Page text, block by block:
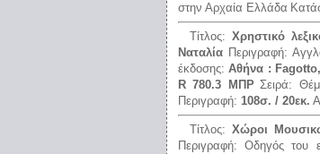
στην Αρχαία Ελλάδα
Τίτλος: Χρηστικό
Ναταλία Περιγραφή:
έκδοσης:Αθήνα :
R 780.3 ΜΠΡ Σειρά:
Περιγραφή: 108σ. / 20εκ.
Τίτλος: Χώροι
Περιγραφή:Οδηγός του